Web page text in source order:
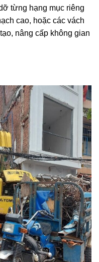
từng hạng mục riêng
cao, hoặc các vách
nâng cấp không gian